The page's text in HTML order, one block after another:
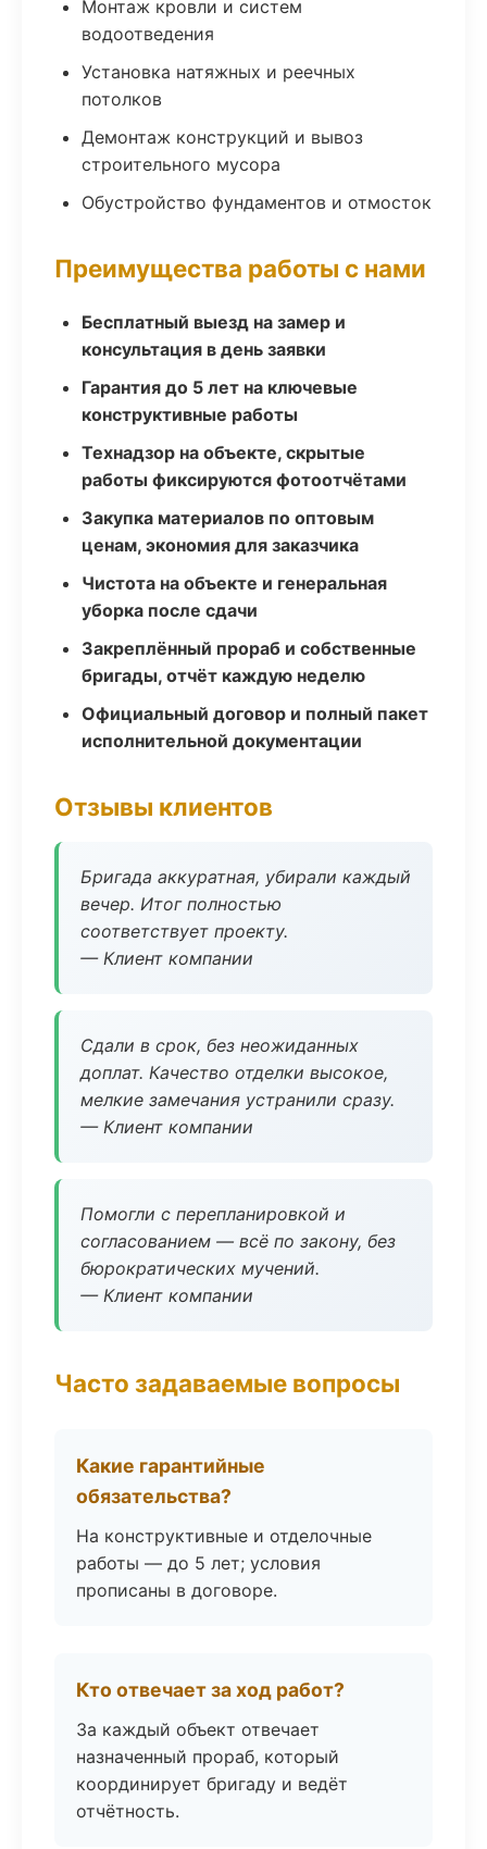
Монтаж кровли и систем
водоотведения
Установка натяжных и реечных
потолков
Демонтаж конструкций и вывоз
строительного мусора
Обустройство фундаментов и отмосток
Преимущества работы с нами
Бесплатный выезд на замер и
консультация в день заявки
Гарантия до 5 лет на ключевые
конструктивные работы
Технадзор на объекте, скрытые
работы фиксируются фотоотчётами
Закупка материалов по оптовым
ценам, экономия для заказчика
Чистота на объекте и генеральная
уборка после сдачи
Закреплённый прораб и собственные
бригады, отчёт каждую неделю
Официальный договор и полный пакет
исполнительной документации
Отзывы клиентов
Бригада аккуратная, убирали каждый
вечер. Итог полностью
соответствует проекту.
— Клиент компании
Сдали в срок, без неожиданных
доплат. Качество отделки высокое,
мелкие замечания устранили сразу.
— Клиент компании
Помогли с перепланировкой и
согласованием — всё по закону, без
бюрократических мучений.
— Клиент компании
Часто задаваемые вопросы
Какие гарантийные
обязательства?
На конструктивные и отделочные
работы — до 5 лет; условия
прописаны в договоре.
Кто отвечает за ход работ?
За каждый объект отвечает
назначенный прораб, который
координирует бригаду и ведёт
отчётность.